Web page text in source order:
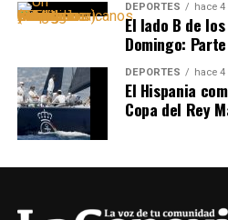
DEPORTES hace
El lado B de
Domingo:
DEPORTES hace
El Hispania
Copa del Rey